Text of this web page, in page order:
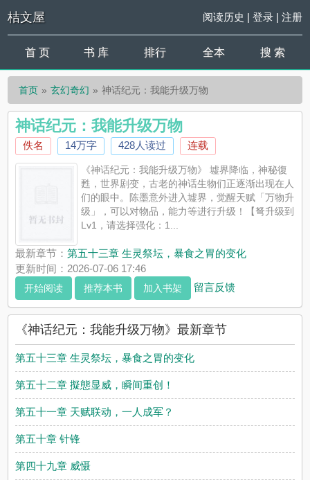
桔文屋 阅读历史 | 登录| 注册
首 页 书 库 排行 全本 搜 索
首页 玄幻奇幻 神话纪元：我能升级万物
神话纪元：我能升级万物
佚名 14万字 428人读过 连载
《神话纪元：我能升级万物》 墟界降临，神秘復
甦，世界剧变，古老的神话生物们正逐渐出现在人
们的眼中。陈墨意外进入墟界，觉醒天赋「万物升
级」，可以对物品，能力等进行升级！【弩升级到
Lv1，请选择强化：1...
最新章节：第五十三章 生灵祭坛，暴食之胃的变化
更新时间：2026-07-06 17:46
开始阅读 推荐本书 加入书架 留言反馈
《神话纪元：我能升级万物》最新章节
第五十三章 生灵祭坛，暴食之胃的变化
第五十二章 擬態显威，瞬间重创！
第五十一章 天赋联动，一人成军？
第五十章 针锋
第四十九章 威慑